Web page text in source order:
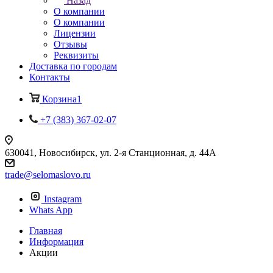
О компании
О компании
Лицензии
Отзывы
Реквизиты
Доставка по городам
Контакты
Корзина1
+7 (383) 367-02-07
630041, Новосибирск, ул. 2-я Станционная, д. 44А
trade@selomaslovo.ru
Instagram
Whats App
Главная
Информация
Акции